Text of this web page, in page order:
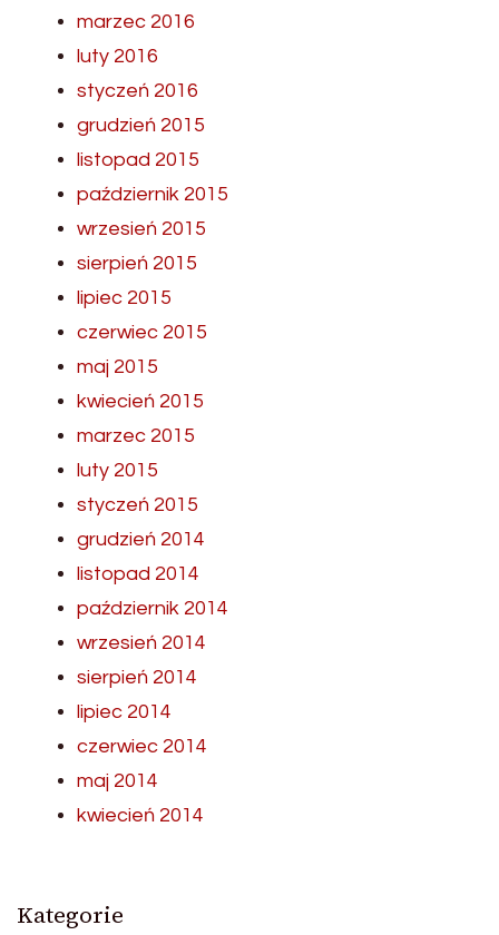
marzec 2016
luty 2016
styczeń 2016
grudzień 2015
listopad 2015
październik 2015
wrzesień 2015
sierpień 2015
lipiec 2015
czerwiec 2015
maj 2015
kwiecień 2015
marzec 2015
luty 2015
styczeń 2015
grudzień 2014
listopad 2014
październik 2014
wrzesień 2014
sierpień 2014
lipiec 2014
czerwiec 2014
maj 2014
kwiecień 2014
Kategorie